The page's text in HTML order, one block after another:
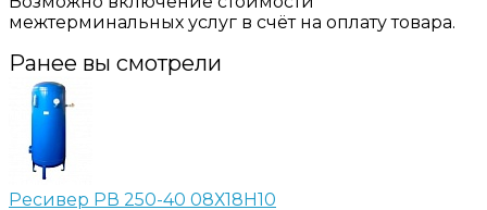
межтерминальных услуг в счёт на оплату товара.
Ранее вы смотрели
Ресивер РВ 250-40 08Х18Н10